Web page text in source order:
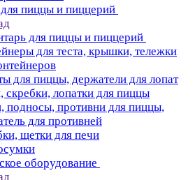
пиццы и пиццерий
для пиццы и пиццерий
для теста, крышки, тележки
для пиццы, держатели для лопат
лопатки для пиццы
подносы, противни для пиццы,
для противней
щетки для печи
оборудование